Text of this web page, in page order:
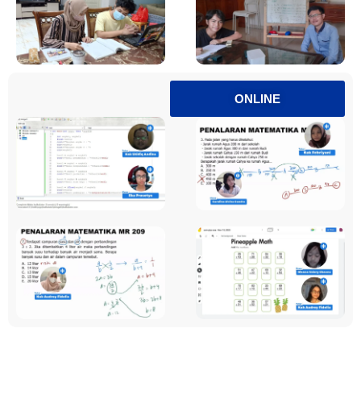
ONLINE